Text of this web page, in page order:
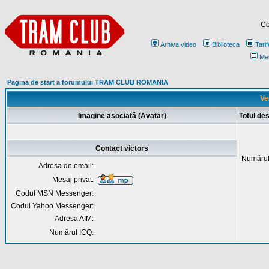
Arhiva video Biblioteca
Pagina de start a forumului TRAM CLUB ROMANIA
Imagine asociată (Avatar) Totul
Contact victors
Adresa de email:
Mesaj privat:
Codul MSN Messenger:
Codul Yahoo Messenger:
Adresa AIM:
Numărul ICQ: